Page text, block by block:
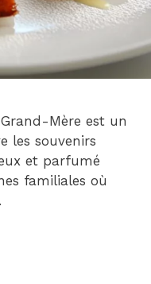
Mère est un
les souvenirs
et parfumé
familiales où